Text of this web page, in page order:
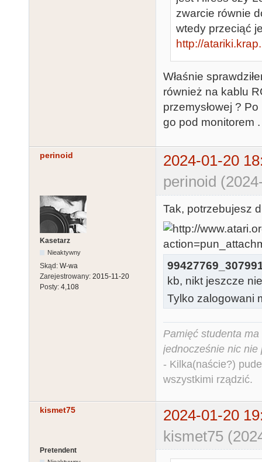
zwarcie równie
wtedy przeciąć
http://
Właśnie
również na kablu
przemysłowej ?
go pod monitorem .
perinoid
2024-01-20
perinoid
Kasetarz
Nieaktywny
Skąd: W-wa
Zarejestrowany: 2015-11-20
Posty: 4,108
Tak, potrzebujesz
kb, nikt jeszcze
Tylko zalogowani
Pamięć studenta
jednocześnie nic nie
- Kilka(naście?)
wszystkimi rządzić.
kismet75
2024-01-20
kismet75
Pretendent